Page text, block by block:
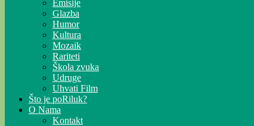
Emisije
Glazba
Humor
Kultura
Mozaik
Rariteti
Škola zvuka
Udruge
Uhvati Film
Što je poRiluk?
O Nama
Kontakt